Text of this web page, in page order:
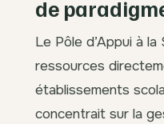
de
Le Pôle d’Appui à
ressources
établissements
concentrait sur la